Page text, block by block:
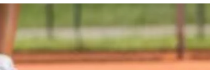
und Anzeigen zu personalisieren, Funktionen für soziale
zu analysieren. Außerdem geben wir Informationen zu
Medien, Werbung und Analysen weiter. Unsere
zusammen, die Sie ihnen bereitgestellt haben oder die